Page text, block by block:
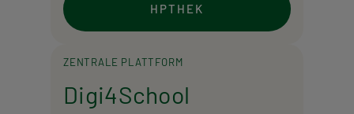
HPTHEK
ZENTRALE PLATTFORM
Digi4School